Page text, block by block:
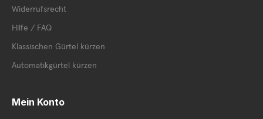
Widerrufsrecht
Hilfe / FAQ
Klassischen Gürtel kürzen
Automatikgürtel kürzen
Mein Konto